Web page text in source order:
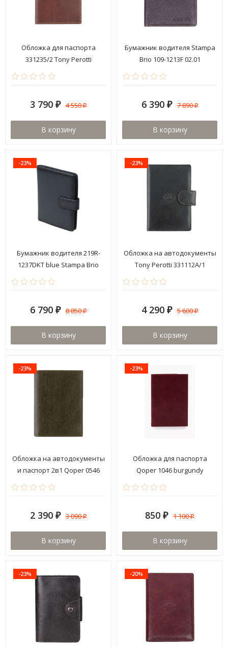
Обложка для паспорта
331235/2 Tony Perotti
3 790 ₽ 4 550₽
В корзину
Бумажник водителя Stampa
Brio 109-1213F 02.01
6 390 ₽ 7 890₽
В корзину
-23%
Бумажник водителя 219R-
1237DKT blue Stampa Brio
6 790 ₽ 8 850₽
В корзину
-23%
Обложка на автодокументы
Tony Perotti 331112A/1
4 290 ₽ 5 600₽
В корзину
-23%
Обложка на автодокументы
и паспорт 2в1 Qoper 0546
brown
2 390 ₽ 3 090₽
В корзину
-23%
Обложка для паспорта
Qoper 1046 burgundy
850 ₽ 1 100₽
В корзину
-23% -20%